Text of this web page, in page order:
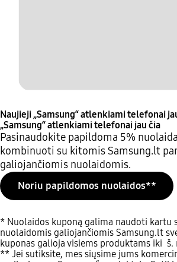
Naujieji „Samsung“ atlenkiami telefonai
„Samsung“ atlenkiami telefonai jau čia
Pasinaudokite papildoma 5%
kombinuoti su kitomis Samsung.lt
galiojančiomis nuolaidomis.
Noriu papildomos nuolaidos**
* Nuolaidos kuponą galima naudoti kartu
nuolaidomis galiojančiomis Samsung.lt
kuponas galioja visiems produktams iki š.
** Jei sutiksite, mes siųsime jums